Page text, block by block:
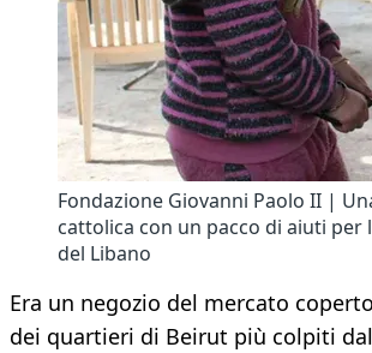
Fondazione Giovanni Paolo II |
cattolica con un pacco di aiuti per
del Libano
Era un negozio del mercato
dei quartieri di Beirut più colpiti